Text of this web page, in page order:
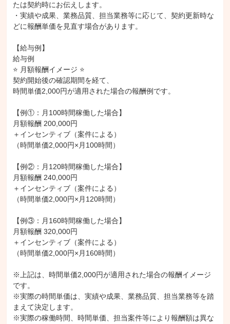
たは契約時にお伝えします。
・実績や成果、業務品質、担当業務等に応じて、契約更新時な
どに報酬単価を見直す場合があります。
【給与例】
給与例
⭐ 月額報酬イメージ ⭐
契約開始後の確認期間を経て、
時間単価2,000円が適用された場合の報酬例です。
【例①：月100時間稼働した場合】
月額報酬 200,000円
＋インセンティブ（案件による）
（時間単価2,000円×月100時間）
【例②：月120時間稼働した場合】
月額報酬 240,000円
＋インセンティブ（案件による）
（時間単価2,000円×月120時間）
【例③：月160時間稼働した場合】
月額報酬 320,000円
＋インセンティブ（案件による）
（時間単価2,000円×月160時間）
※上記は、時間単価2,000円が適用された場合の報酬イメージ
です。
※実際の時間単価は、実績や成果、業務品質、担当業務等を踏
まえて決定します。
※実際の稼働時間、時間単価、担当案件等により報酬額は異な